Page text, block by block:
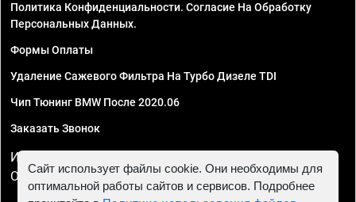
Политика Конфиденциальности. Согласие На Обработку
Персональных Данных.
Формы Оплаты
Удаление Сажевого Фильтра На Турбо Дизеле TDI
Чип Тюнинг BMW После 2020.06
Заказать Звонок
ИП Смирнов Георгий Павлович. ИНН 781302555843,
ОГРНИП 324470400032610
Сайт использует файлы cookie. Они необходимы для
оптимальной работы сайтов и сервисов. Подробнее